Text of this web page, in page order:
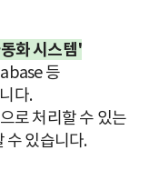
화 시스템'
등
다.
로 처리할 수 있는
수 있습니다.